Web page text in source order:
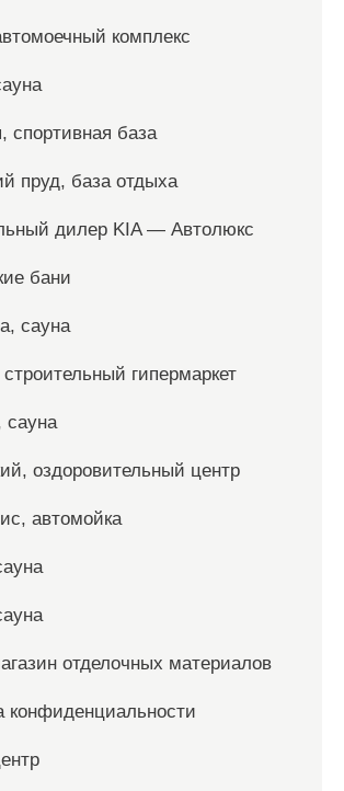
комплекс
спортивная база
пруд, база отдыха
дилер KIA — Автолюкс
бани
сауна
гипермаркет
сауна
оздоровительный центр
автомойка
отделочных материалов
конфиденциальности